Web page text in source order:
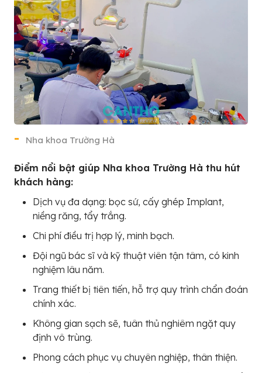
Nha khoa Trường Hà
Điểm nổi bật giúp Nha khoa Trường Hà thu hút
khách hàng:
Dịch vụ đa dạng: bọc sứ, cấy ghép Implant,
niềng răng, tẩy trắng.
Chi phí điều trị hợp lý, minh bạch.
Đội ngũ bác sĩ và kỹ thuật viên tận tâm, có kinh
nghiệm lâu năm.
Trang thiết bị tiên tiến, hỗ trợ quy trình chẩn đoán
chính xác.
Không gian sạch sẽ, tuân thủ nghiêm ngặt quy
định vô trùng.
Phong cách phục vụ chuyên nghiệp, thân thiện.